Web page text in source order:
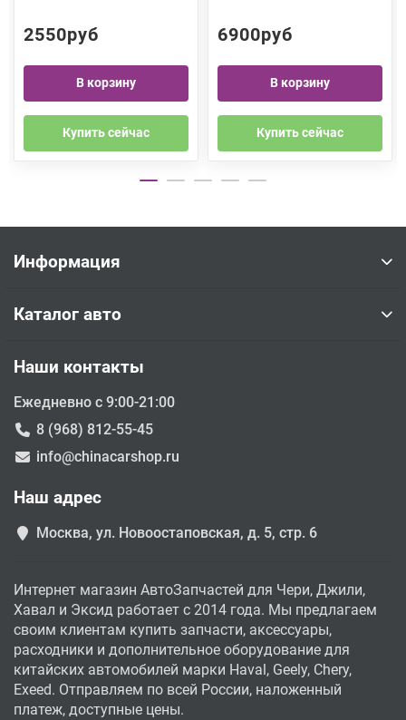
2550руб
В корзину
Купить сейчас
6900руб
В корзину
Купить сейчас
Информация
Каталог авто
Наши контакты
Ежедневно с 9:00-21:00
8 (968) 812-55-45
info@chinacarshop.ru
Наш адрес
Москва, ул. Новоостаповская, д. 5, стр. 6
Интернет магазин АвтоЗапчастей для Чери, Джили,
Хавал и Эксид работает с 2014 года. Мы предлагаем
своим клиентам купить запчасти, аксессуары,
расходники и дополнительное оборудование для
китайских автомобилей марки Haval, Geely, Chery,
Exeed. Отправляем по всей России, наложенный
платеж, доступные цены.